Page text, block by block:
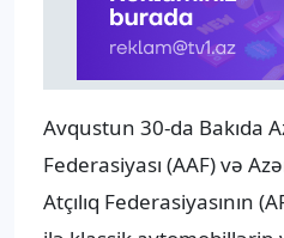
Avqustun 30-da Bakıda
Federasiyası (AAF) və
Atçılıq Federasiyasının